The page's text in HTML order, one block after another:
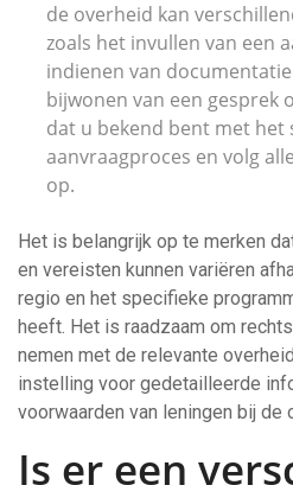
de overheid kan
zoals het invullen van een
indienen van
bijwonen van een gesprek
dat u bekend bent met het
aanvraagproces en volg
op.
Het is belangrijk op te merken
en vereisten kunnen variëren
regio en het specifieke
heeft. Het is raadzaam om
nemen met de relevante
instelling voor gedetailleerde
voorwaarden van leningen bij de
Is er een